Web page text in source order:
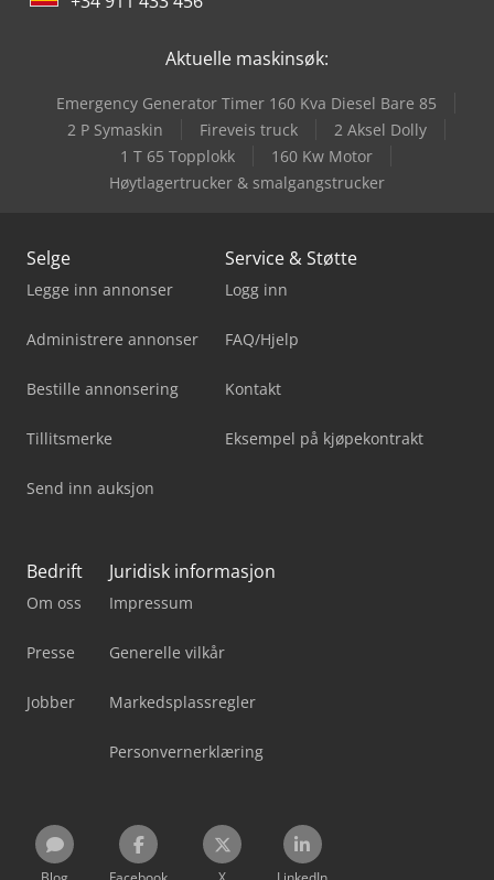
Aktuelle maskinsøk:
Emergency Generator Timer 160 Kva Diesel Bare 85
2 P Symaskin
Fireveis truck
2 Aksel Dolly
1 T 65 Topplokk
160 Kw Motor
Høytlagertrucker & smalgangstrucker
Selge
Legge inn annonser
Administrere annonser
Bestille annonsering
Tillitsmerke
Send inn auksjon
Service & Støtte
Logg inn
FAQ/Hjelp
Kontakt
Eksempel på kjøpekontrakt
Bedrift
Om oss
Presse
Jobber
Juridisk informasjon
Impressum
Generelle vilkår
Markedsplassregler
Personvernerklæring